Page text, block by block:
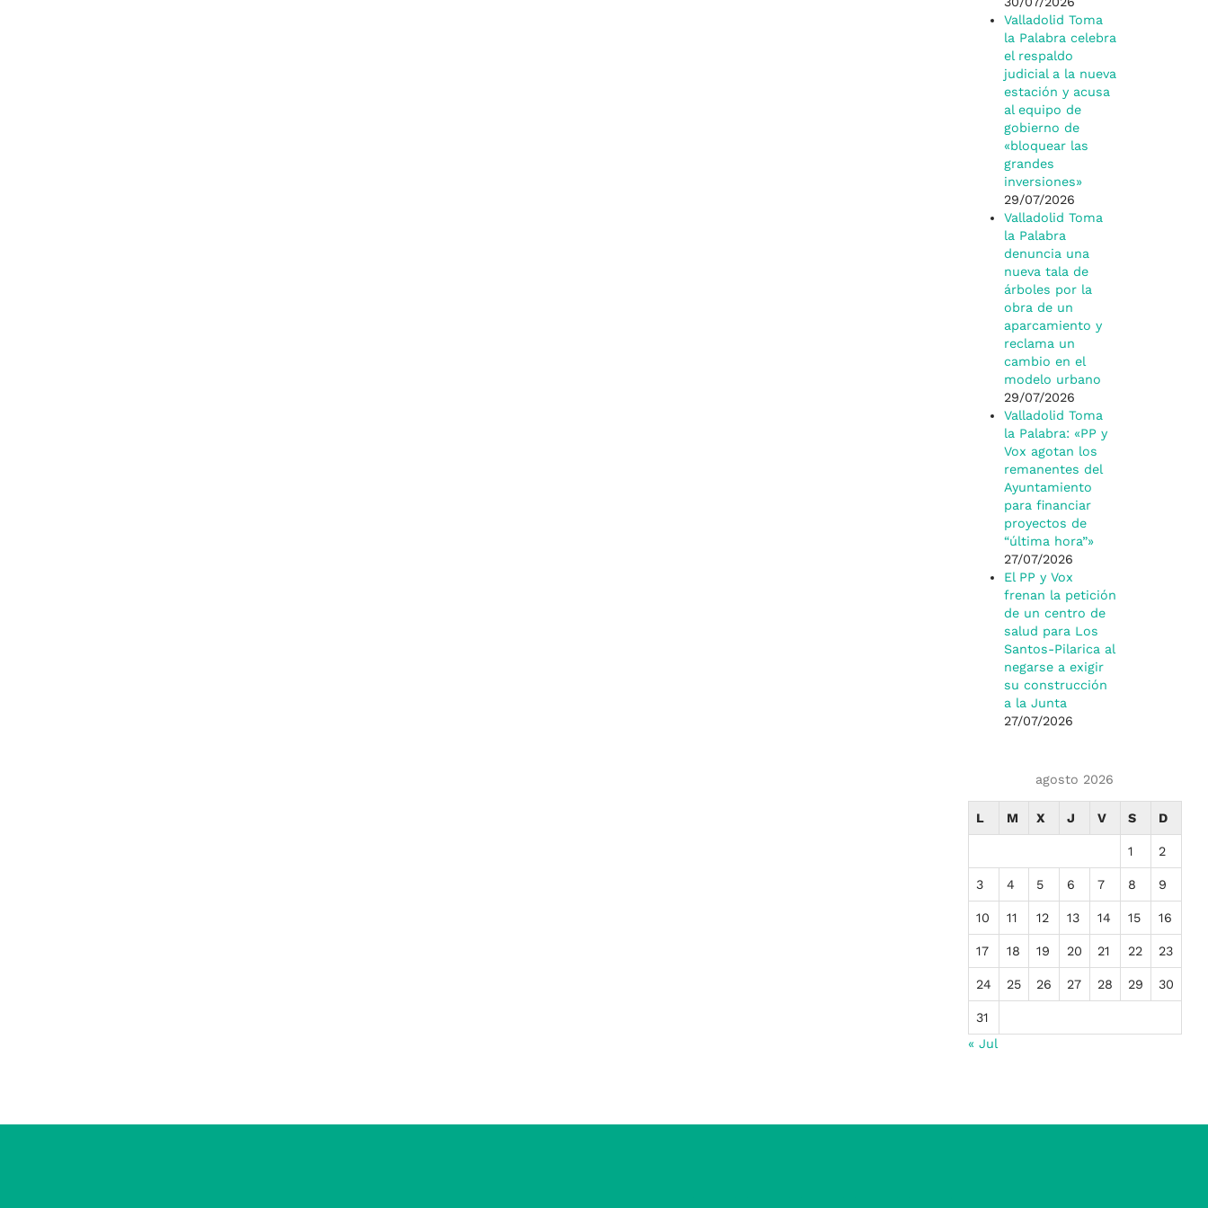
Valladolid Toma
la Palabra celebra
el respaldo
judicial a la nueva
estación y acusa
al equipo de
gobierno de
«bloquear las
grandes
inversiones»
29/07/2026
Valladolid Toma
la Palabra
denuncia una
nueva tala de
árboles por la
obra de un
aparcamiento y
reclama un
cambio en el
modelo urbano
29/07/2026
Valladolid Toma
la Palabra: «PP y
Vox agotan los
remanentes del
Ayuntamiento
para financiar
proyectos de
“última hora”»
27/07/2026
El PP y Vox
frenan la petición
de un centro de
salud para Los
Santos-Pilarica al
negarse a exigir
su construcción
a la Junta
27/07/2026
agosto 2026
L M X J V S D
1 2
3 4 5 6 7 8 9
10 11 12 13 14 15 16
17 18 19 20 21 22 23
24 25 26 27 28 29 30
31
« Jul